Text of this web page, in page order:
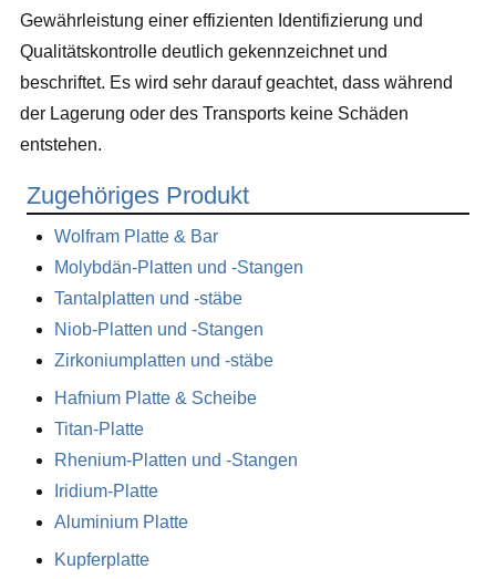
Gewährleistung einer effizienten Identifizierung und
Qualitätskontrolle deutlich gekennzeichnet und
beschriftet. Es wird sehr darauf geachtet, dass während
der Lagerung oder des Transports keine Schäden
entstehen.
Zugehöriges Produkt
Wolfram Platte & Bar
Molybdän-Platten und -Stangen
Tantalplatten und -stäbe
Niob-Platten und -Stangen
Zirkoniumplatten und -stäbe
Hafnium Platte & Scheibe
Titan-Platte
Rhenium-Platten und -Stangen
Iridium-Platte
Aluminium Platte
Kupferplatte